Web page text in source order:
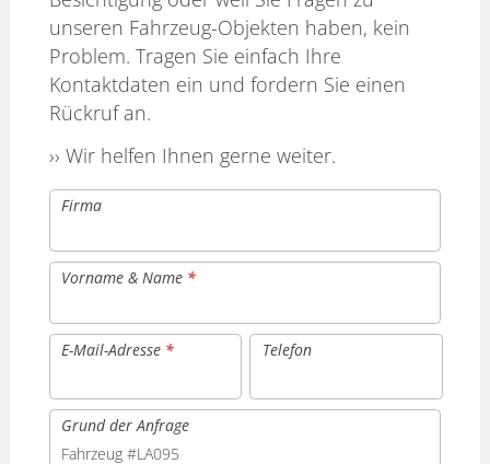
unseren Fahrzeug-Objekten haben, kein
Problem. Tragen Sie einfach Ihre
Kontaktdaten ein und fordern Sie einen
Rückruf an.
›› Wir helfen Ihnen gerne weiter.
Firma
Vorname & Name *
E-Mail-Adresse * Telefon
Grund der Anfrage